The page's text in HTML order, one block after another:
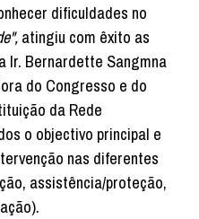
dificuldades no
atingiu com êxito as
Ir. Bernardette Sangmna
do Congresso e do
da Rede
o objectivo principal e
nas diferentes
assistência/proteção,